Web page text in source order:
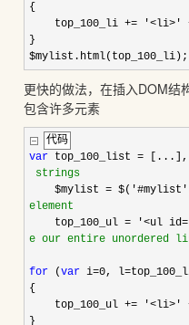
{
top_100_li+= '<li> '
}
$mylist.html(top_100_li);
更快的做法，在插入DOM结
包含许多元素
代码
var top_100_list=
strings
$mylist= $( '#mylist '
element
top_100_ul= '<ul
e our entire unordered
for (var i=0, l=
{
top_100_ul+= '<li> '
}